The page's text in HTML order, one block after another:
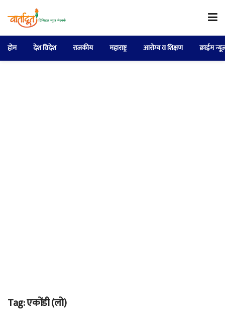
होम देश विदेश राजकीय महाराष्ट्र आरोग्य व शिक्षण क्राईम
Tag:एकोंडी (लो)